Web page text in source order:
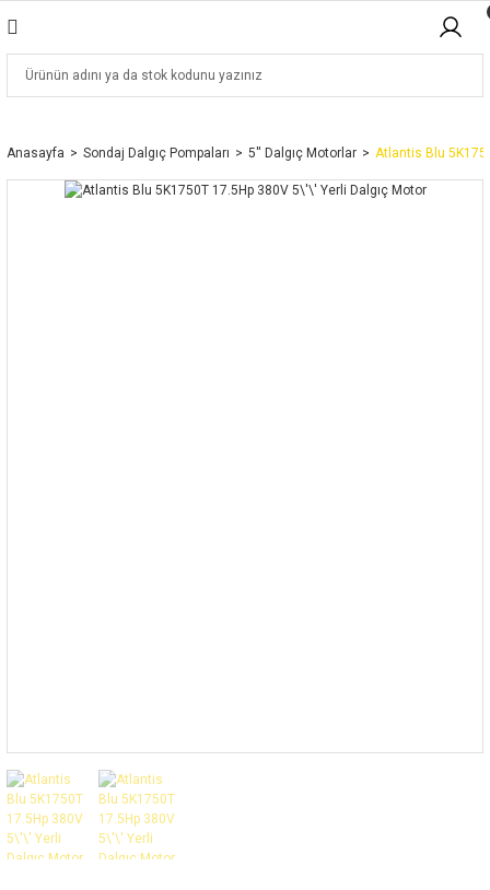
Anasayfa Sondaj Dalgıç Pompaları 5'' Dalgıç Motorlar Atlantis Blu